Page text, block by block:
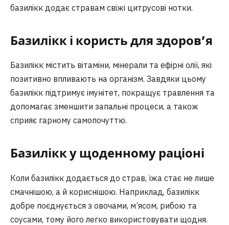
базилікк додає стравам свіжі цитрусові нотки.
Базилікк і користь для здоров’я
Базилікк містить вітаміни, мінерали та ефірні олії, які
позитивно впливають на організм. Завдяки цьому
базилікк підтримує імунітет, покращує травлення та
допомагає зменшити запальні процеси, а також
сприяє гарному самопочуттю.
Базилікк у щоденному раціоні
Коли базилікк додається до страв, їжа стає не лише
смачнішою, а й кориснішою. Наприклад, базилікк
добре поєднується з овочами, м’ясом, рибою та
соусами, тому його легко використовувати щодня.